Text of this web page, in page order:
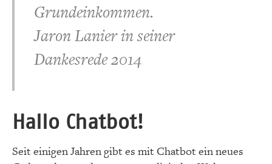
Grundeinkommen.
Jaron Lanier in seiner
Dankesrede 2014
Hallo Chatbot!
Seit einigen Jahren gibt es mit Chatbot ein neues